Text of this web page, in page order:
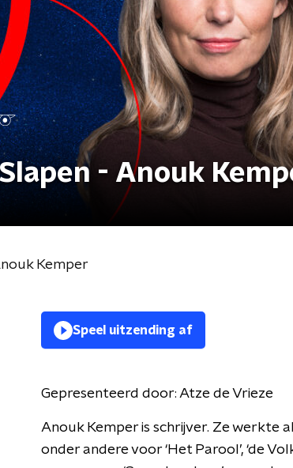
- Anouk
Kemper
Speel uitzending af
Gepresenteerd door: Atze de Vrieze
Anouk Kemper is schrijver. Ze werkte
onder andere voor ‘Het Parool’, ‘de